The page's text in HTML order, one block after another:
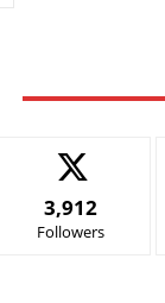
3,912
Followers